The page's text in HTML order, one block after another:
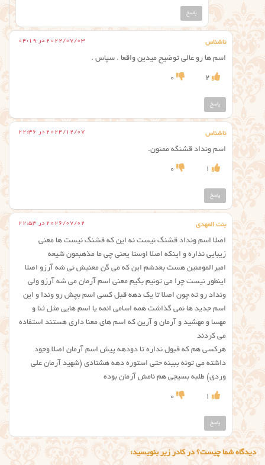
پاسخ
ناشناس 2022/07/03 در 04:19
اسم ها رو عالی توضیح میدین واقعا . سپاس .
2
0
پاسخ
ناشناس 2024/12/07 در 22:36
اسم ونداد قشنگه ممنون.
1
0
پاسخ
بنت المهدی 2026/07/02 در 22:53
اصلا اسم ونداد قشنگ نیست نه این که قشنگ نیست ها معنی
زیبایی نداره و اینکه اصلا اوستا یعنی چی ما مذهبمون شیعه
امیرالمومنین هست بعدشم این که می گن معنیش نی شه آرزو اصلا
اینطور نیست چرا می تونیم بگیم معنی اسم آرمان می شه آرزو ولی
ونداد رو ته چون اصلا تا یک دهه قبل کسی اسم بچش رو وندا و این
اسم جدید ها نمی گذاشت همه اسامی ائمه یا اسم هایی مثل ثنا و
مهسا و مهشید و آرمان و آرین که اسم های معنا داری هستند استفاده
می کردند
هرکسی هم که قبول نداره تا دودهه پیش اسم آرمان اصلا وجود
داشته می تونه ببینه حتی استوره دهه هشتادی (شهید آرمان علی
وردی) طلبه بسیجی هم نامش آرمان بوده
1
0
پاسخ
دیدگاه شما چیست؟ در کادر زیر بنویسید: